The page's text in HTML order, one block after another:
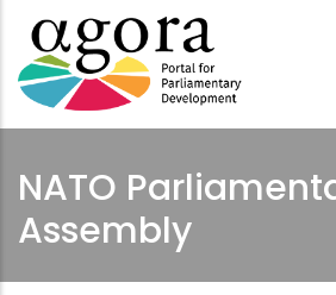
NATO
Assembly